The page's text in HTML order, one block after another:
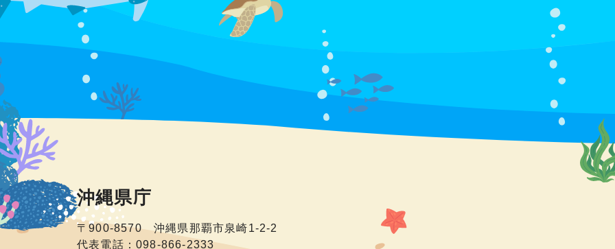
沖縄県庁
〒900-8570 沖縄県那覇市泉崎1-2-2
代表電話：098-866-2333